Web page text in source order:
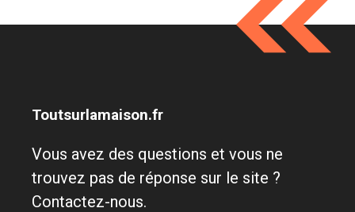
Toutsurlamaison.fr
Vous avez des questions et vous ne
trouvez pas de réponse sur le site ?
Contactez-nous.